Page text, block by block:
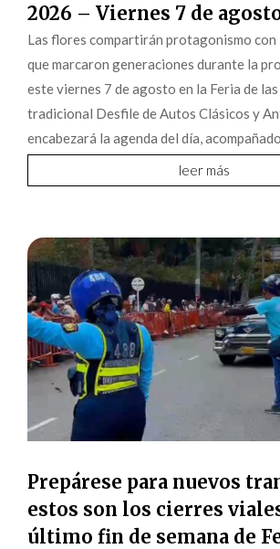
2026 – Viernes 7 de
Las flores compartirán protagonismo con
que marcaron generaciones durante la
este viernes 7 de agosto en la Feria de
tradicional Desfile de Autos Clásicos y
encabezará la agenda del día,
leer más
Prepárese para nuevos
estos son los cierres
último fin de semana de